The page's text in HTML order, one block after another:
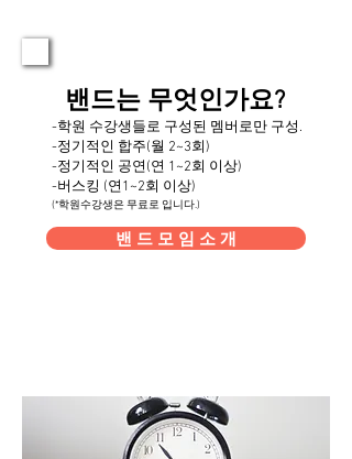
밴드는 무엇인가요?
-학원 수강생들로 구성된 멤버로만 구성.
-정기적인 합주(월 2~3회)
-정기적인 공연(연 1~2회 이상)
-버스킹 (연1~2회 이상)
(*학원수강생은 무료로 입니다.)
밴 드 모 임 소 개